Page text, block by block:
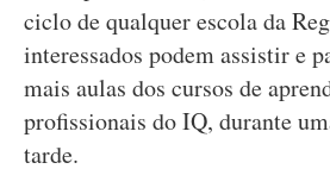
ciclo de qualquer escola da
interessados podem assistir e
mais aulas dos cursos de
profissionais do IQ, durante
tarde.